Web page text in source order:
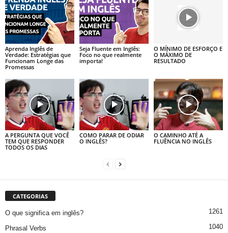
Aprenda Inglês de
Verdade: Estratégias que
Funcionam Longe das
Promessas
Seja Fluente em Inglês:
Foco no que realmente
importa!
O MÍNIMO DE ESFORÇO E
O MÁXIMO DE
RESULTADO
A PERGUNTA QUE VOCÊ
TEM QUE RESPONDER
TODOS OS DIAS
COMO PARAR DE ODIAR
O INGLÊS?
O CAMINHO ATÉ A
FLUÊNCIA NO INGLÊS
CATEGORIAS
O que significa em inglês? 1261
Phrasal Verbs 1040